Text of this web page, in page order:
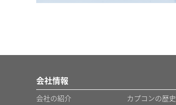
会社情報
会社の紹介
カプコンの歴史